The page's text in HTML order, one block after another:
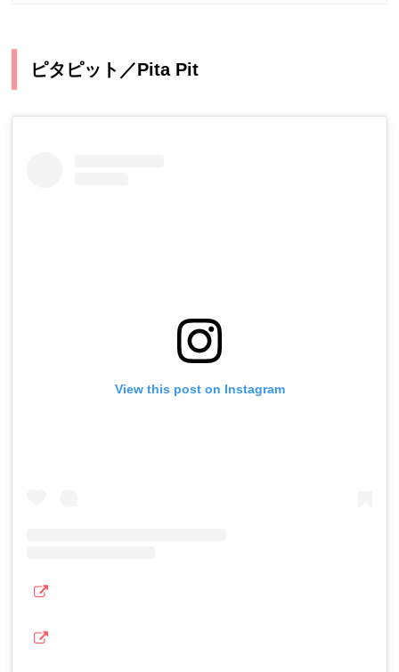
ピタピット／Pita Pit
View this post on Instagram